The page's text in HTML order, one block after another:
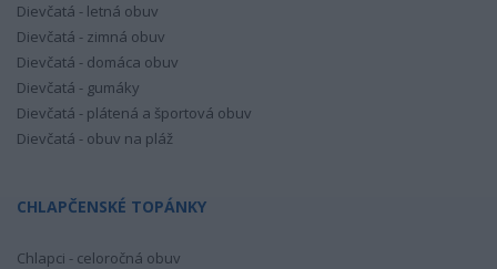
Dievčatá - letná obuv
Dievčatá - zimná obuv
Dievčatá - domáca obuv
Dievčatá - gumáky
Dievčatá - plátená a športová obuv
Dievčatá - obuv na pláž
CHLAPČENSKÉ TOPÁNKY
Chlapci - celoročná obuv